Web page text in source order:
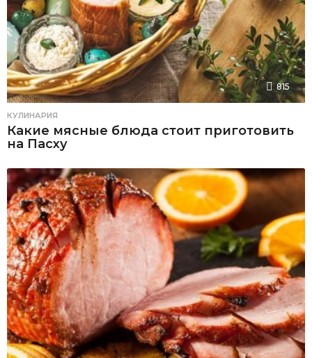
815
КУЛИНАРИЯ
Какие мясные блюда стоит приготовить
на Пасху